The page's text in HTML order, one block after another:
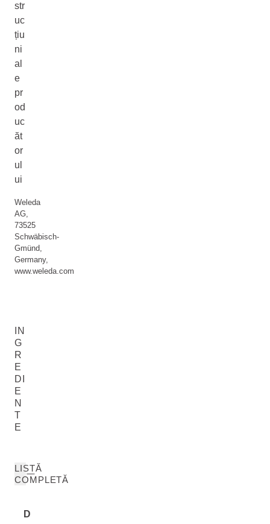
str
uc
țiu
ni
al
e
pr
od
uc
ăt
or
ul
ui
Weleda
AG,
73525
Schwäbisch-
Gmünd,
Germany,
www.weleda.com
IN
G
R
E
DI
E
N
T
E
LISTĂ
COMPLETĂ
D